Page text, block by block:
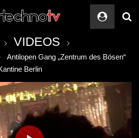
VIDEOS
Antilopen Gang „Zentrum des Bösen“
Berlin